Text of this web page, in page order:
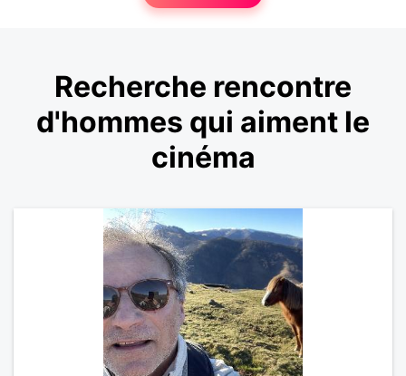
Recherche rencontre
d'hommes qui aiment le
cinéma